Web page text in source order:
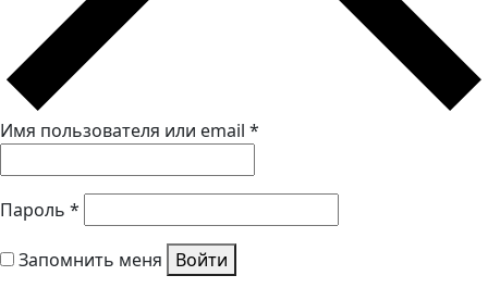
Имя пользователя или email *
Пароль *
Запомнить меня
Войти